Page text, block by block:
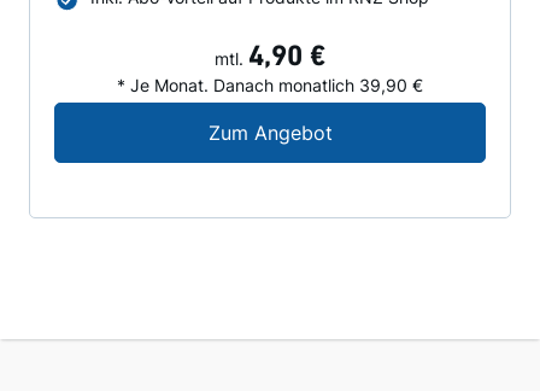
mtl. 4,90 €
* Je Monat. Danach monatlich 39,90 €
Zum AngebotDigital-Angebot für